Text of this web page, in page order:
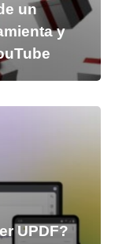
un
y
UPDF?